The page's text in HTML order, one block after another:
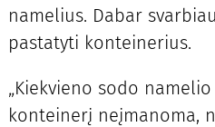
namelius. Dabar
pastatyti konteinerius.
„Kiekvieno sodo
konteinerį neįmanoma,